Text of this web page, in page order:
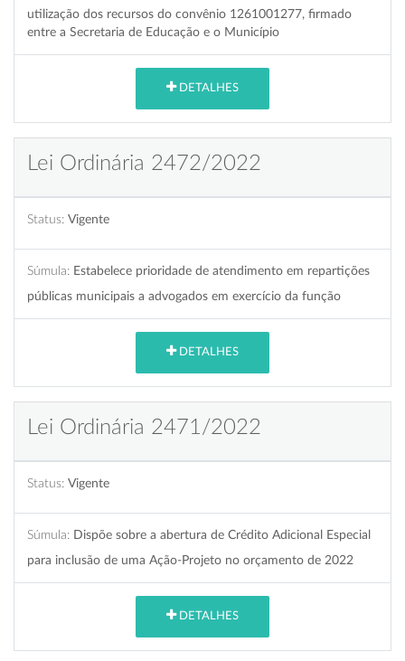
utilização dos recursos do convênio 1261001277, firmado
entre a Secretaria de Educação e o Município
DETALHES
Lei Ordinária 2472/2022
Status: Vigente
Súmula: Estabelece prioridade de atendimento em repartições
públicas municipais a advogados em exercício da função
DETALHES
Lei Ordinária 2471/2022
Status: Vigente
Súmula: Dispõe sobre a abertura de Crédito Adicional Especial
para inclusão de uma Ação-Projeto no orçamento de 2022
DETALHES